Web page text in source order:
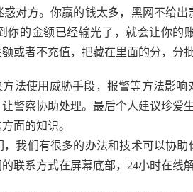
对方。你赢的钱太多，黑网不给
你的金额已经输光了，就会让你的
或者不充值，把藏在里面的分，分
法使用威胁手段，报警等方法影
警察协助处理。最后个人建议珍爱
面的知识。
我们有很多的办法和技术可以协助
联系方式在屏幕底部，24小时在线解